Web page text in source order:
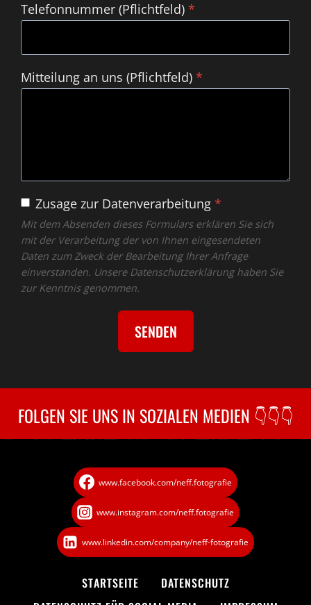
Telefonnummer (Pflichtfeld) *
Mitteilung an uns (Pflichtfeld) *
Zusage zur Datenverarbeitung *
Mit dem Absenden dieses Formulars erklären Sie sich
mit der Verarbeitung der von Ihnen eingesendeten
Daten zum Zweck der Bearbeitung Ihrer Anfrage
einverstanden. Unsere Datenschutzerklärung haben Sie
zur Kenntnis genommen.
SENDEN
FOLGEN SIE UNS IN SOZIALEN MEDIEN 👇👇👇
www.facebook.com/neff.fotografie
www.instagram.com/neff.fotografie
www.linkedin.com/company/neff-fotografie
STARTSEITE
DATENSCHUTZ­